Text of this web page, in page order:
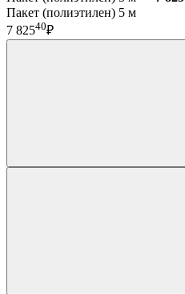
Пакет (полиэтилен) 5 м
7 82540₽